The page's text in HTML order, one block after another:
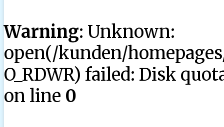
Warning: Unknown:
open(/kunden/
O_RDWR) failed: Disk
on line 0